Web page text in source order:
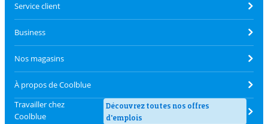
Service client
Business
Nos magasins
À propos de Coolblue
Travailler chez
Coolblue
Découvrez toutes nos offres
d'emplois